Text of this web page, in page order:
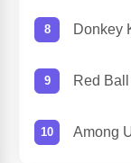
Donkey
Red
Among